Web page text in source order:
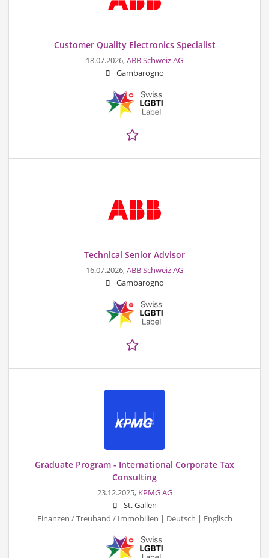
Customer Quality Electronics Specialist
18.07.2026,ABB Schweiz AG
Gambarogno
Technical Senior Advisor
16.07.2026,ABB Schweiz AG
Gambarogno
Graduate Program - International Corporate Tax
Consulting
23.12.2025, KPMG AG
St. Gallen
Finanzen / Treuhand / Immobilien | Deutsch | Englisch